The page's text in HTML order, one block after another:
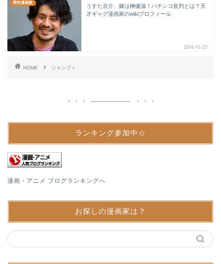
男性漫画家
うすた京介、嫁は榊健滋！パチンコ批判とは？天
才ギャグ漫画家のwikiプロフィール
2016-12-25
HOME ジャンプ＋
ランキング参加中☆
漫画・アニメ ブログランキングへ
お探しの漫画家は？